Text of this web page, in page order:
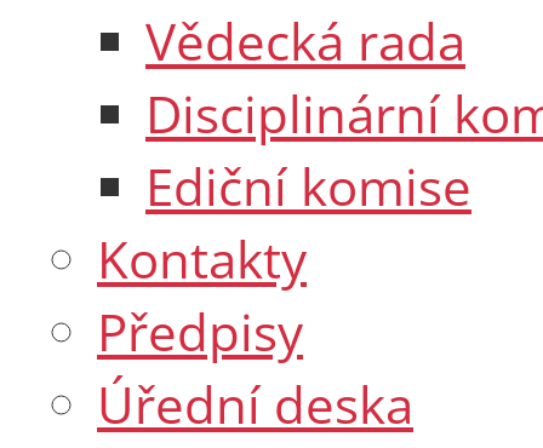
Vědecká rada
Disciplinární
Ediční komise
Kontakty
Předpisy
Úřední deska